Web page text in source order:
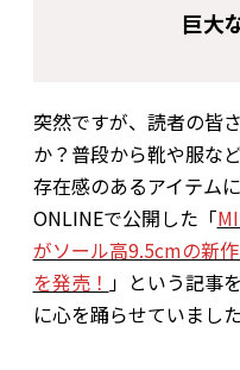
巨大
突然ですが、読者の皆
か？普段から靴や服な
存在感のあるアイテム
ONLINEで公開した「
がソール高9.5cmの新
を発売！ 」という記事
に心を踊らせていました